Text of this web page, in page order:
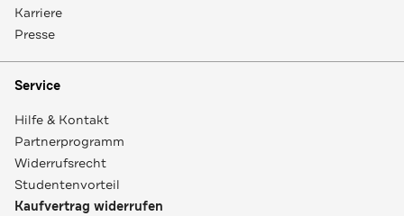
Karriere
Presse
Service
Hilfe & Kontakt
Partnerprogramm
Widerrufsrecht
Studentenvorteil
Kaufvertrag widerrufen